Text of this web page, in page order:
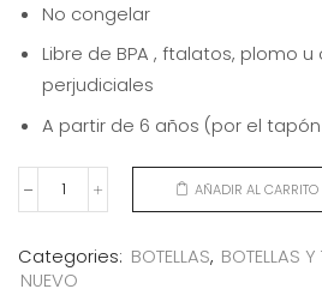
No congelar
Libre de BPA , ftalatos, plomo
perjudiciales
A partir de 6 años (por el
BOTELLA
WOODEN
500ML
AÑADIR AL CARRITO
Categories: BOTELLAS, BOTELLAS
NUEVO